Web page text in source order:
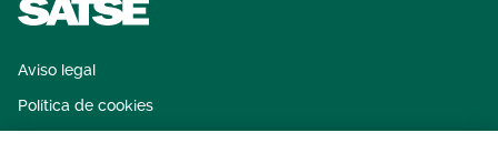
Aviso legal
Política de cookies